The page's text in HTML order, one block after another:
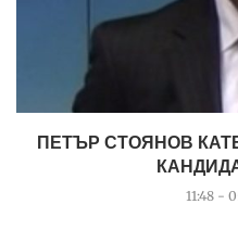
ПЕТЪР СТОЯНОВ
11:48 -